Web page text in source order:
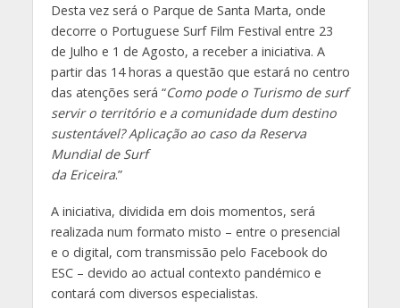
Desta vez será o Parque de Santa Marta, onde
decorre o Portuguese Surf Film Festival entre 23
de Julho e 1 de Agosto, a receber a iniciativa. A
partir das 14 horas a questão que estará no centro
das atenções será “Como pode o Turismo de surf
servir o território e a comunidade dum destino
sustentável? Aplicação ao caso da Reserva
Mundial de Surf
da Ericeira.”
A iniciativa, dividida em dois momentos, será
realizada num formato misto – entre o presencial
e o digital, com transmissão pelo Facebook do
ESC – devido ao actual contexto pandémico e
contará com diversos especialistas.